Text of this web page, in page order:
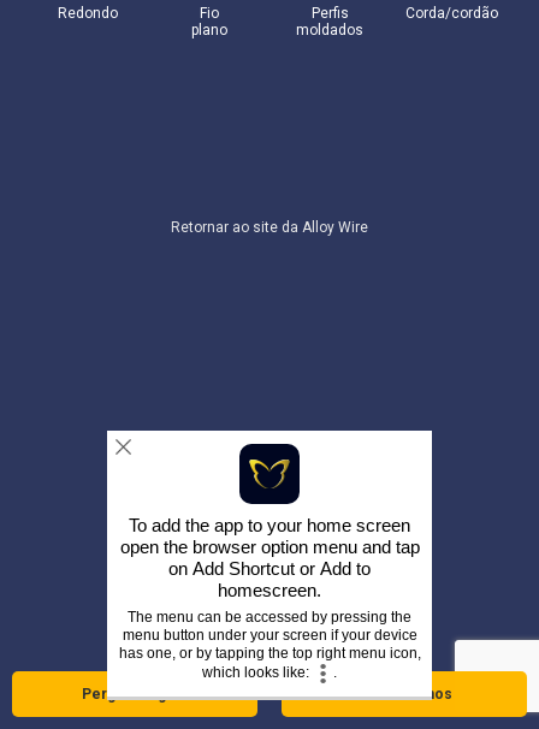
Redondo
Fio
plano
Perfis
moldados
Corda/cordão
Pergunte agora Telefone-nos
Retornar ao site da Alloy Wire
To add the app to your home screen
open the browser option menu and tap
on Add Shortcut or Add to
homescreen.
The menu can be accessed by pressing the
menu button under your screen if your device
has one, or by tapping the top right menu icon,
which looks like: